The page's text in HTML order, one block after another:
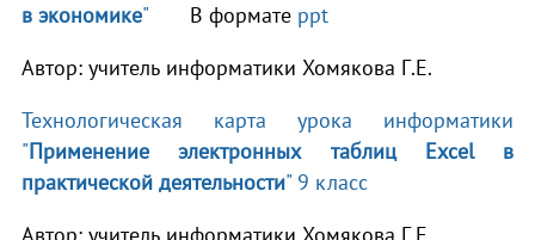
в экономике" В формате ppt
Автор: учитель информатики Хомякова Г.Е.
Технологическая карта урока информатики
"Применение электронных таблиц Excel в
практической деятельности" 9 класс